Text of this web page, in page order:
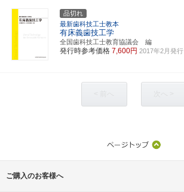
品切れ
最新歯科技工士教本
有床義歯技工学
全国歯科技工士教育協議会 編
発行時参考価格 7,600円 2017年2月発行
ご購入のお客様へ